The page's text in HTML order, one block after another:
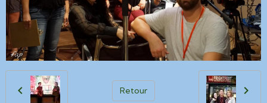
Retour